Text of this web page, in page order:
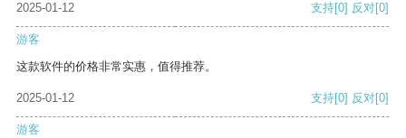
2025-01-12 支持[0] 反对[0]
游客
这款软件的价格非常实惠，值得推荐。
2025-01-12 支持[0] 反对[0]
游客